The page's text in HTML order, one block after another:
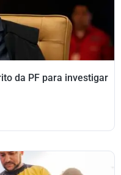
da PF para investigar